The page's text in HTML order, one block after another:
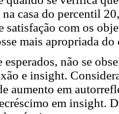
na casa do percentil
satisfação com os
mais apropriada
esperados, não se
e insight.
aumento em
em insight.